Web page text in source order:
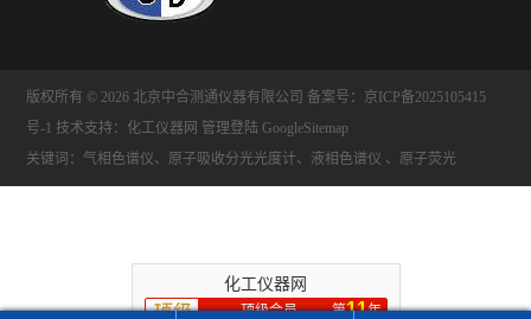
版权所有 © 2026 北京中合测通仪器有限公司 备案号：京ICP备2025105415
号-1 技术支持： 化工仪器网 管理登陆 GoogleSitemap
关键词：气相色谱仪、原子吸收分光光度计、液相色谱仪 、原子荧光
化工仪器网
顶级会员 第11年